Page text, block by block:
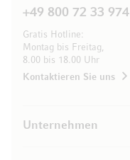
+49 800 72 33 974
Gratis Hotline:
Montag bis Freitag,
8.00 bis 18.00 Uhr
Kontaktieren Sie uns
Unternehmen